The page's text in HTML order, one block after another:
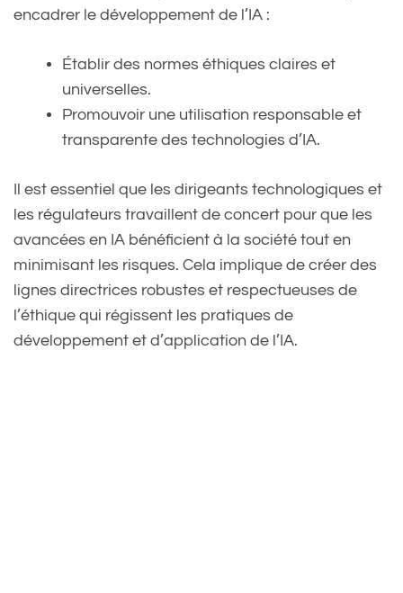
encadrer le développement de l’IA :
Établir des normes éthiques claires et
universelles.
Promouvoir une utilisation responsable et
transparente des technologies d’IA.
Il est essentiel que les dirigeants technologiques et
les régulateurs travaillent de concert pour que les
avancées en IA bénéficient à la société tout en
minimisant les risques. Cela implique de créer des
lignes directrices robustes et respectueuses de
l’éthique qui régissent les pratiques de
développement et d’application de l’IA.